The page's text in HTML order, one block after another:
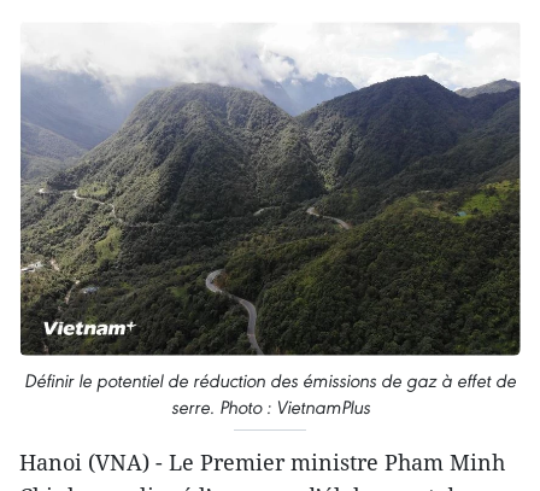
Définir le potentiel de réduction des émissions de gaz à effet de
serre. Photo : VietnamPlus
Hanoi (VNA) - Le Premier ministre Pham Minh